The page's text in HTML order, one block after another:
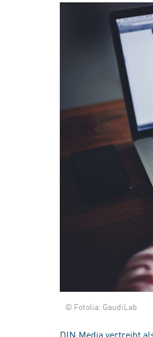
© Fotolia: GaudiLab
DIN Media vertreibt